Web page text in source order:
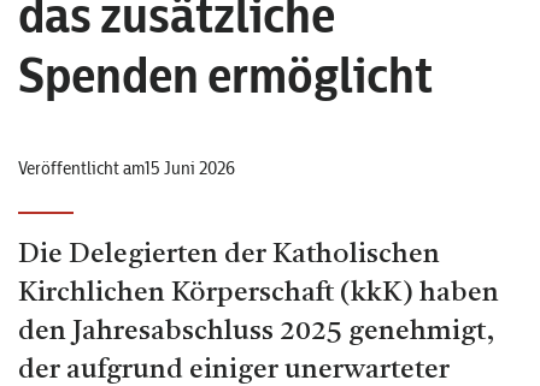
Kantonale Körperschaft
Aktuelles
das zusätzliche
Spenden ermöglicht
Veröffentlicht am15 Juni 2026
Die Delegierten der Katholischen
Kirchlichen Körperschaft (kkK) haben
den Jahresabschluss 2025 genehmigt,
der aufgrund einiger unerwarteter